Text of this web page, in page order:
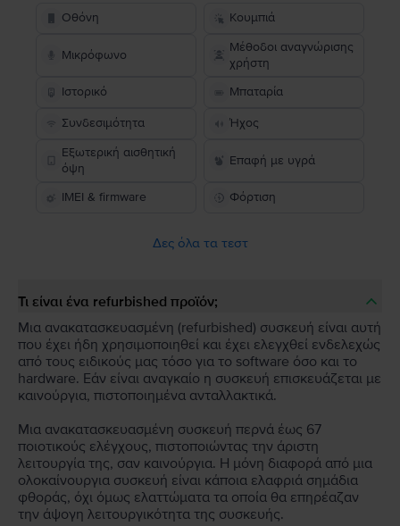
Οθόνη Κουμπιά
Μικρόφωνο
Μέθοδοι αναγνώρισης
χρήστη
Ιστορικό
Μπαταρία
Συνδεσιμότητα
Ήχος
Εξωτερική αισθητική
όψη
Επαφή με υγρά
IMEI & firmware Φόρτιση
Δες όλα τα τεστ
Τι είναι ένα refurbished προϊόν;
Μια ανακατασκευασμένη (refurbished) συσκευή είναι αυτή
που έχει ήδη χρησιμοποιηθεί και έχει ελεγχθεί ενδελεχώς
από τους ειδικούς μας τόσο για το software όσο και το
hardware. Εάν είναι αναγκαίο η συσκευή επισκευάζεται με
καινούργια, πιστοποιημένα ανταλλακτικά.
Μια ανακατασκευασμένη συσκευή περνά έως 67
ποιοτικούς ελέγχους, πιστοποιώντας την άριστη
λειτουργία της, σαν καινούργια. Η μόνη διαφορά από μια
ολοκαίνουργια συσκευή είναι κάποια ελαφριά σημάδια
φθοράς, όχι όμως ελαττώματα τα οποία θα επηρέαζαν
την άψογη λειτουργικότητα της συσκευής.